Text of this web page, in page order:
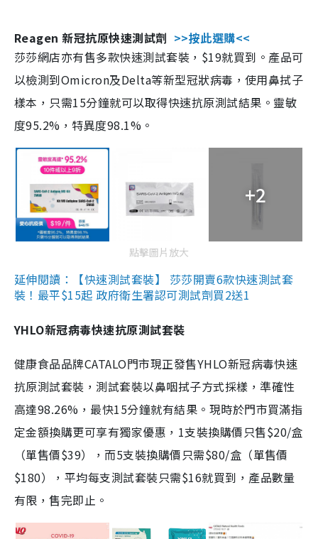
Reagen 新冠抗原快速測試劑 >>按此選購<<
莎莎網店亦有售多款快速測試套裝，$19就買到。產品可
以檢測到Omicron及Delta等新型冠狀病毒，使用鼻拭子
樣本，只需15分鐘就可以取得快速抗原測試結果。靈敏
度95.2%，特異度98.1%。
+2
點擊圖片放大
延伸閱讀：【快速測試套裝】 莎莎開賣6款快速測試套
裝！最平$15起 政府衛生署認可測試劑買2送1
YHLO新冠病毒快速抗原測試套裝
健康食品品牌CATALO門市現正發售YHLO新冠病毒快速
抗原測試套裝，測試套裝以鼻咽拭子方式採樣，準確性
高達98.26%，最快15分鐘就有結果。現時於門市買滿指
定金額換購更可享有獨家優惠，1支裝換購價只售$20/盒
（單售價$39），而5支裝換購價只需$80/盒（單售價
$180），平均每支測試套裝只需$16就買到，產品數量
有限，售完即止。